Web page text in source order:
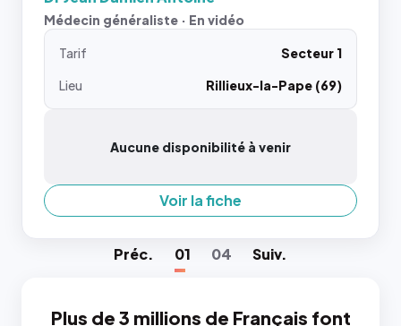
Médecin généraliste · En vidéo
Tarif
Secteur 1
Lieu
Rillieux-la-Pape (69)
Aucune disponibilité à venir
Voir la fiche
Préc. 01 04 Suiv.
Plus de 3 millions de Français font